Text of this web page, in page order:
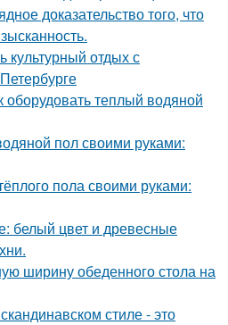
доказательство того, что
культурный отдых с
теплый водяной
пол своими руками:
пола своими руками:
белый цвет и древесные
ширину обеденного стола на
стиле - это